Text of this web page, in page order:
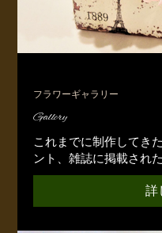
フラワーギャラリー
Gallery
これまでに制作してき
ント、雑誌に掲載され
詳